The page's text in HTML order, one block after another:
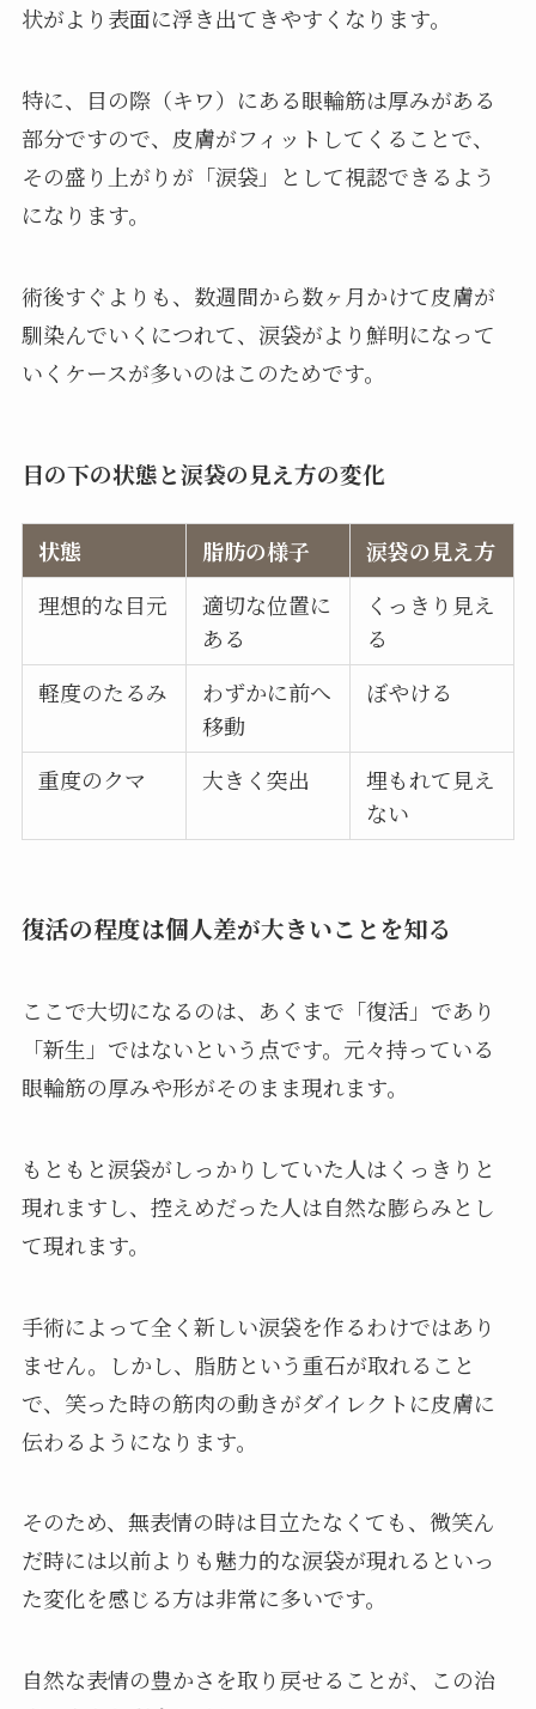
状がより表面に浮き出てきやすくなります。
特に、目の際（キワ）にある眼輪筋は厚みがある
部分ですので、皮膚がフィットしてくることで、
その盛り上がりが「涙袋」として視認できるよう
になります。
術後すぐよりも、数週間から数ヶ月かけて皮膚が
馴染んでいくにつれて、涙袋がより鮮明になって
いくケースが多いのはこのためです。
目の下の状態と涙袋の見え方の変化
状態 脂肪の様子
涙袋の見え方
理想的な目元
適切な位置に
ある
くっきり見え
る
軽度のたるみ
わずかに前へ
移動
ぼやける
重度のクマ 大きく突出
埋もれて見え
ない
復活の程度は個人差が大きいことを知る
ここで大切になるのは、あくまで「復活」であり
「新生」ではないという点です。元々持っている
眼輪筋の厚みや形がそのまま現れます。
もともと涙袋がしっかりしていた人はくっきりと
現れますし、控えめだった人は自然な膨らみとし
て現れます。
手術によって全く新しい涙袋を作るわけではあり
ません。しかし、脂肪という重石が取れること
で、笑った時の筋肉の動きがダイレクトに皮膚に
伝わるようになります。
そのため、無表情の時は目立たなくても、微笑ん
だ時には以前よりも魅力的な涙袋が現れるといっ
た変化を感じる方は非常に多いです。
自然な表情の豊かさを取り戻せることが、この治